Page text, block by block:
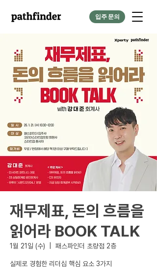
입주 문의
재무제표, 돈의 흐름을
읽어라 BOOK TALK
1월 21일 (수) 패스파인더 초량점 2층
실제로 경험한 리더십 핵심 요소 3가지